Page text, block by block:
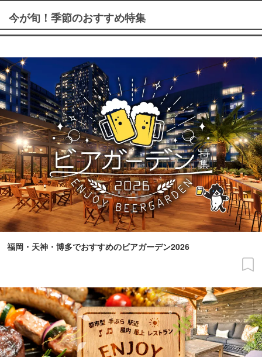
今が旬！季節のおすすめ特集
福岡・天神・博多でおすすめのビアガーデン2026